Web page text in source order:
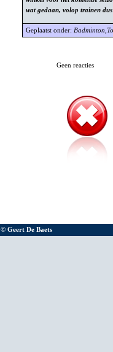
wat gedaan, volop trainen
Geplaatst onder: Badminton
Geen reacties
© Geert De Baets